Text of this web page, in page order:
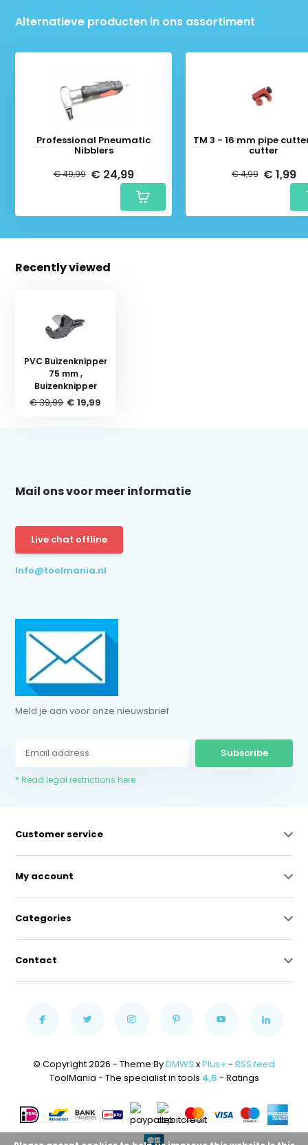
Alternatieve producten in ons assortiment
Professional Pneumatic
Nibblers
€ 49,99 € 24,99
TM 3 - 16 mm pipe
cutter
€ 4,99 € 1,99
Recently viewed
PVC Buizenknipper
75 mm ,
Buizenknipper
€ 39,99 € 19,99
Mail ons voor meer informatie
Live chat offline
Info@toolmania.nl
Meld je aan voor onze nieuwsbrief
Subscribe
* Read legal restrictions here
Customer service
My account
Categories
Contact
© Copyright 2026 - Theme ByDMWS xPlus+ - RSS feed
ToolMania - The specialist in tools 4,5 - Ratings